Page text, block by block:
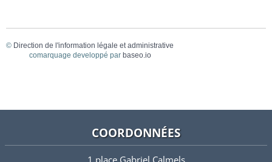
© Direction de l'information légale et administrative
comarquage developpé par baseo.io
COORDONNÉES